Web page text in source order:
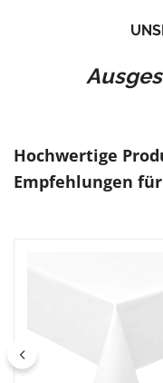
Produktgalerie
Hochwertige
Empfehlungen